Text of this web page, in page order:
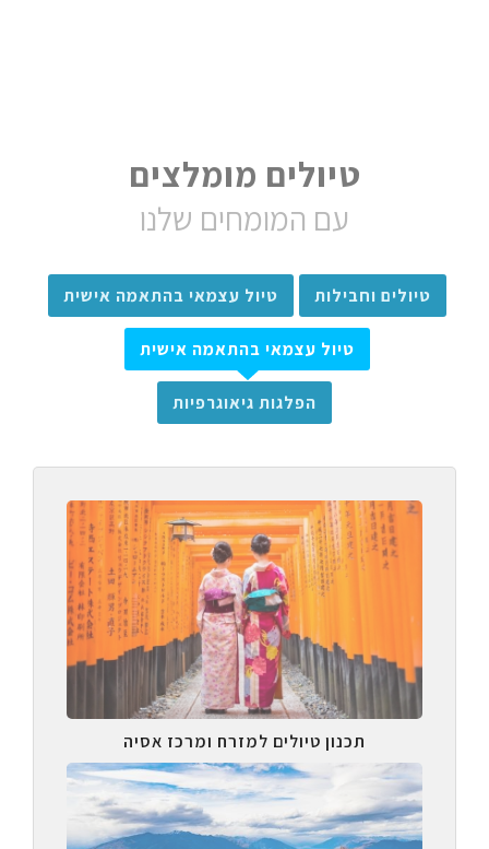
טיולים מומלצים
עם המומחים שלנו
טיולים וחבילות טיול עצמאי בהתאמה אישית
טיול עצמאי בהתאמה אישית
הפלגות גיאוגרפיות
תכנון טיולים למזרח ומרכז אסיה